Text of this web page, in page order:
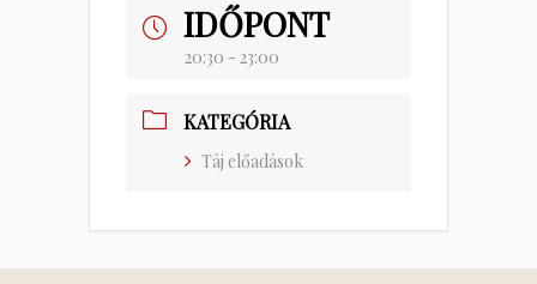
IDŐPONT
20:30 - 23:00
KATEGÓRIA
Táj előadások